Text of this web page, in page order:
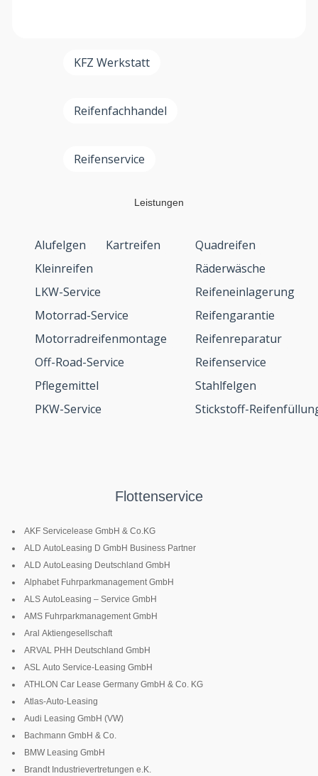
KFZ Werkstatt
Reifenfachhandel
Reifenservice
Leistungen
Alufelgen
Kartreifen
Kleinreifen
LKW-Service
Motorrad-Service
Motorradreifenmontage
Off-Road-Service
Pflegemittel
PKW-Service
Quadreifen
Räderwäsche
Reifeneinlagerung
Reifengarantie
Reifenreparatur
Reifenservice
Stahlfelgen
Stickstoff-
Flottenservice
AKF Servicelease GmbH & Co.KG
ALD AutoLeasing D GmbH Business Partner
ALD AutoLeasing Deutschland GmbH
Alphabet Fuhrparkmanagement GmbH
ALS AutoLeasing – Service GmbH
AMS Fuhrparkmanagement GmbH
Aral Aktiengesellschaft
ARVAL PHH Deutschland GmbH
ASL Auto Service-Leasing GmbH
ATHLON Car Lease Germany GmbH & Co. KG
Atlas-Auto-Leasing
Audi Leasing GmbH (VW)
Bachmann GmbH & Co.
BMW Leasing GmbH
Brandt Industrievertretungen e.K.